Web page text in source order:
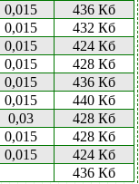
0,015
436 Кб
0,015
432 Кб
0,015
424 Кб
0,015
428 Кб
0,015
436 Кб
0,015
440 Кб
0,03
428 Кб
0,015
428 Кб
0,015
424 Кб
436 Кб